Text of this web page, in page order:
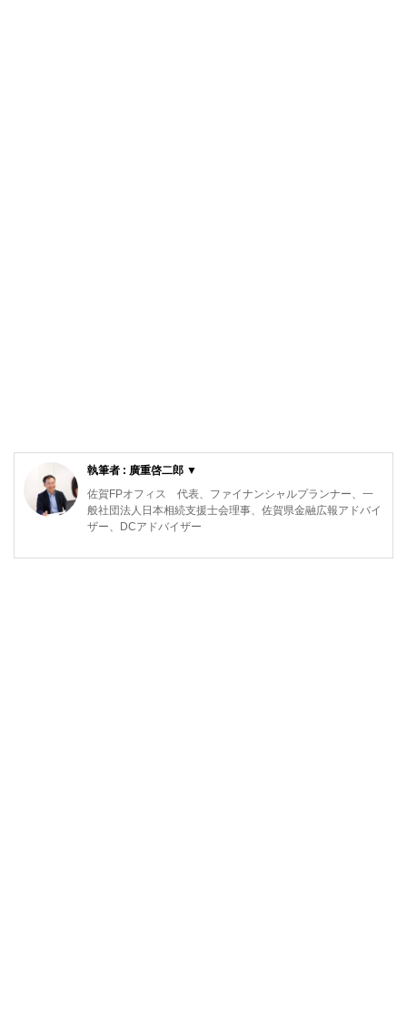
執筆者 : 廣重啓二郎 ▼
佐賀FPオフィス 代表、ファイナンシャルプランナー、一
般社団法人日本相続支援士会理事、佐賀県金融広報アドバイ
ザー、DCアドバイザー
立命館大学卒業後、１３年間大手小売業の販売業務に従事し